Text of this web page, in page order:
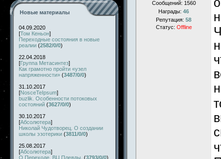
Новые материалы
04.09.2020
[Том Кеньон]
Переходные состояния в новые
реалии (2582/0/0)
22.04.2018
[Группа Метасинтез]
Как грамотно пройти «узел
напряженности» (3487/0/0)
31.10.2017
[NosceTeIpsum]
buzlik. Особенности потоковых
состояний (3627/0/0)
30.10.2017
[Абсолютера]
Николай Чудотворец. О создании
школы эзотерики (3811/0/0)
25.08.2017
[Абсолютера]
О Переходе. ВЦ Плеяды. (3793/0/0)
Сообщений: 1560
Награды: 46
Репутация: 58
Статус: Offline